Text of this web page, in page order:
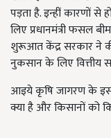
पड़ता है. इन्हीं कारणों से
लिए प्रधानमंत्री फसल
शुरूआत केंद्र सरकार ने
नुकसान के लिए वित्तीय
आइये कृषि जागरण के इस
क्या है और किसानों को